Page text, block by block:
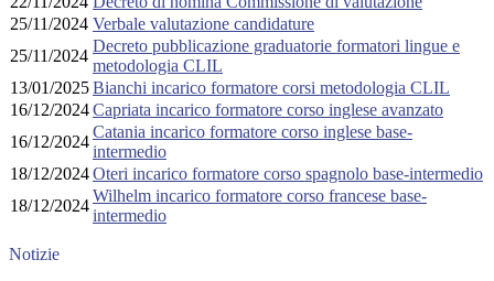
25/11/2024 Verbale valutazione candidature
25/11/2024
Decreto pubblicazione graduatorie formatori lingue e
metodologia CLIL
13/01/2025Bianchi incarico formatore corsi metodologia CLIL
16/12/2024Capriata incarico formatore corso inglese avanzato
16/12/2024
Catania incarico formatore corso inglese base-
intermedio
18/12/2024Oteri incarico formatore corso spagnolo base-intermedio
18/12/2024
Wilhelm incarico formatore corso francese base-
intermedio
Notizie